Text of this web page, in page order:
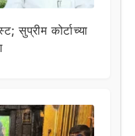
सुप्रीम कोर्टाच्या